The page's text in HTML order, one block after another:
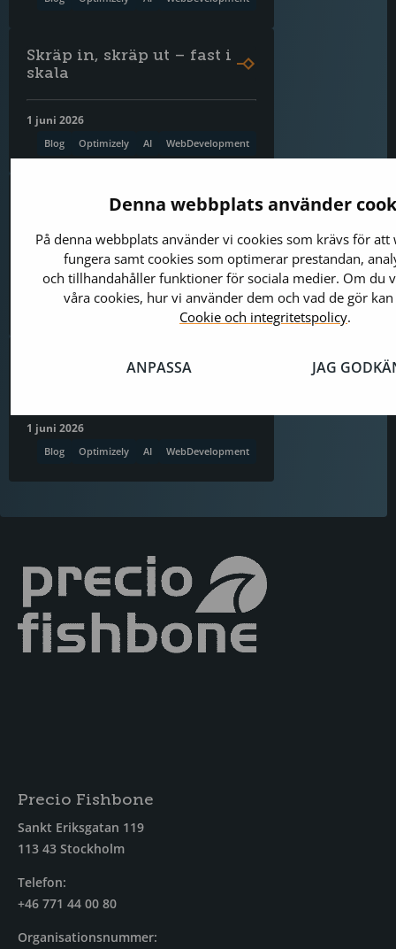
Denna webbplats använder
På denna webbplats använder vi cookies som krävs för att
fungera samt cookies som optimerar prestandan,
och tillhandahåller funktioner för sociala medier. Om du
våra cookies, hur vi använder dem och vad de gör
Cookie och integritetspolicy.
ANPASSA JAG
Skräp in, skräp ut – fast i
skala
1 juni 2026
WebDevelopment
AI
Optimizely
Blog
Marknadsorganisatione
för det som kommer
1 juni 2026
WebDevelopment
AI
Optimizely
Vem ansvarar när AI:n
1 juni 2026
WebDevelopment
AI
Optimizely
Blog
Precio Fishbone
Sankt Eriksgatan 119
113 43 Stockholm
Telefon:
+46 771 44 00 80
Organisationsnummer: